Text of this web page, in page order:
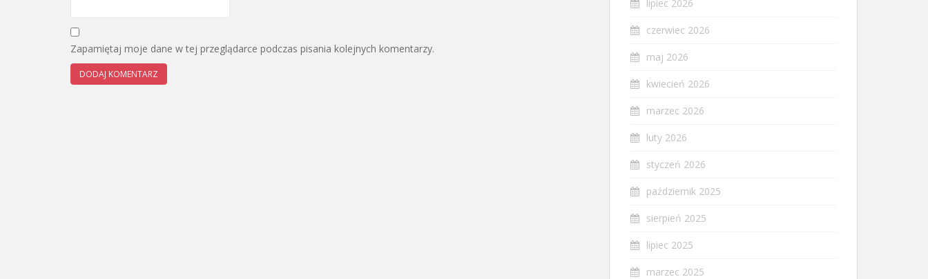
Zapamiętaj moje dane w tej przeglądarce podczas pisania kolejnych komentarzy.
lipiec 2026
czerwiec 2026
maj 2026
kwiecień 2026
marzec 2026
luty 2026
styczeń 2026
październik 2025
sierpień 2025
lipiec 2025
marzec 2025